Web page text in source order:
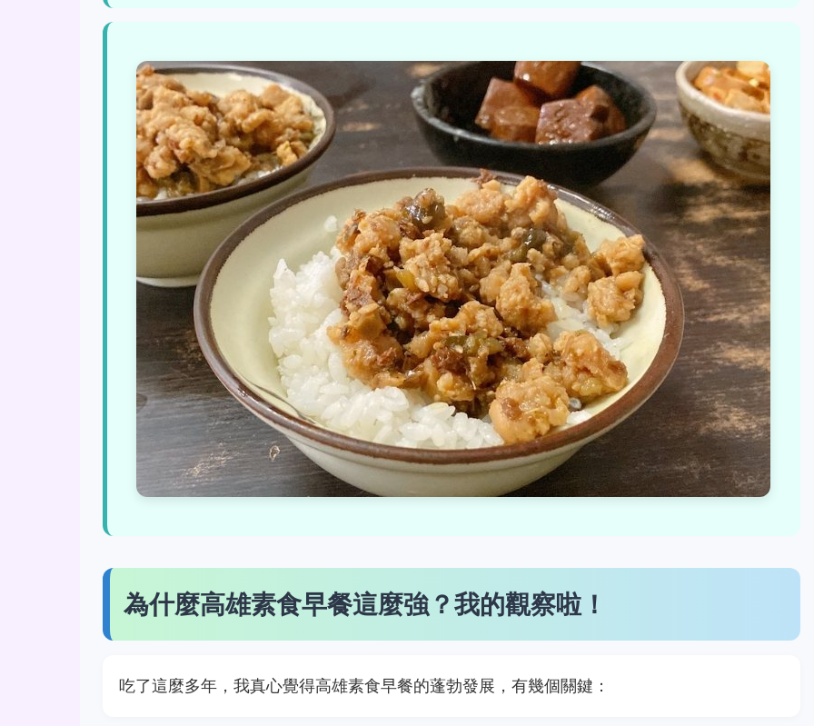
為什麼高雄素食早餐這麼強？我的觀察啦！
吃了這麼多年，我真心覺得高雄素食早餐的蓬勃發展，有幾個關鍵：